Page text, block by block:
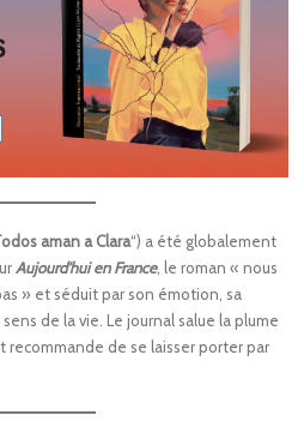
aman a Clara“) a été globalement
Aujourd’hui en France, le roman « nous
» et séduit par son émotion, sa
de la vie. Le journal salue la plume
recommande de se laisser porter par